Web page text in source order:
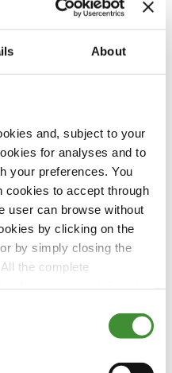
About
and, subject to your
for analyses and to
your preferences. You
cookies to accept through
user can browse without
by clicking on the
by simply closing the
the complete
Dilip